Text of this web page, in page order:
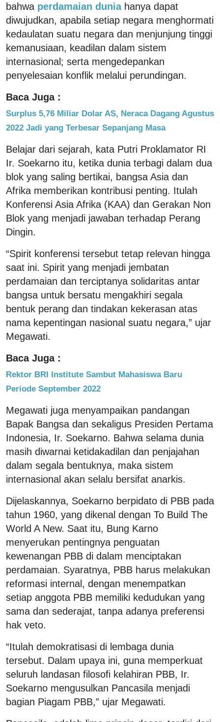
bahwa perdamaian dunia hanya dapat
diwujudkan, apabila setiap negara menghormati
kedaulatan suatu negara dan menjunjung tinggi
kemanusiaan, keadilan dalam sistem
internasional; serta mengedepankan
penyelesaian konflik melalui perundingan.
Baca Juga :
Surplus 5,76 Miliar Dolar AS, Neraca Dagang Agustus
2022 Jadi yang Terbesar Sepanjang Masa
Belajar dari sejarah, kata Putri Proklamator RI
Ir. Soekarno itu, ketika dunia terbagi dalam dua
blok yang saling bertikai, bangsa Asia dan
Afrika memberikan kontribusi penting. Itulah
Konferensi Asia Afrika (KAA) dan Gerakan Non
Blok yang menjadi jawaban terhadap Perang
Dingin.
“Spirit konferensi tersebut tetap relevan hingga
saat ini. Spirit yang menjadi jembatan
perdamaian dan terciptanya solidaritas antar
bangsa untuk bersatu mengakhiri segala
bentuk perang dan tindakan kekerasan atas
nama kepentingan nasional suatu negara,” ujar
Megawati.
Baca Juga :
Rektor BRI Institute Sambut Mahasiswa Baru
Periode September 2022
Megawati juga menyampaikan pandangan
Bapak Bangsa dan sekaligus Presiden Pertama
Indonesia, Ir. Soekarno. Bahwa selama dunia
masih diwarnai ketidakadilan dan penjajahan
dalam segala bentuknya, maka sistem
internasional akan selalu bersifat anarkis.
Dijelaskannya, Soekarno berpidato di PBB pada
tahun 1960, yang dikenal dengan To Build The
World A New. Saat itu, Bung Karno
menyerukan pentingnya penguatan
kewenangan PBB di dalam menciptakan
perdamaian. Syaratnya, PBB harus melakukan
reformasi internal, dengan menempatkan
setiap anggota PBB memiliki kedudukan yang
sama dan sederajat, tanpa adanya preferensi
hak veto.
“Itulah demokratisasi di lembaga dunia
tersebut. Dalam upaya ini, guna memperkuat
seluruh landasan filosofi kelahiran PBB, Ir.
Soekarno mengusulkan Pancasila menjadi
bagian Piagam PBB,” ujar Megawati.